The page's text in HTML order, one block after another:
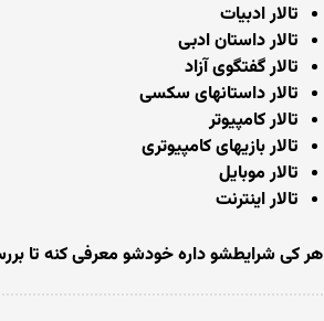
تالار ادبیات
تالار داستان ادبی
تالار گفتگوی آزاد
تالار داستانهای سکسی
تالار کامپیوتر
تالار بازیهای کامپیوتری
تالار موبایل
تالار اینترنت
هر کی شرایطشو داره خودشو معرفی کنه تا